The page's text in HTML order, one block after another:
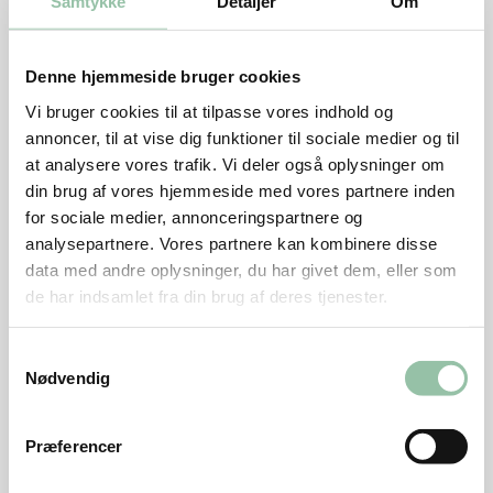
Denne hjemmeside bruger cookies
Vi bruger cookies til at tilpasse vores indhold og
annoncer, til at vise dig funktioner til sociale medier og til
at analysere vores trafik. Vi deler også oplysninger om
din brug af vores hjemmeside med vores partnere inden
for sociale medier, annonceringspartnere og
analysepartnere. Vores partnere kan kombinere disse
data med andre oplysninger, du har givet dem, eller som
de har indsamlet fra din brug af deres tjenester.
Nødvendig
Præferencer
og læg spiddene på bagepapiret med parmasiden
opad.
Varm ovnens bradepande op i ovnen.
Læg bagepapiret med spiddene på bradepanden.
Sæt den øverst i ovnen i ca. 4 minutter. De skal være
lige netop gennemstegte, men de bliver ikke brune
på den korte stegetid.
Tomatshot
Skær løg og gulerødder i grove tern.
Tilsæt tomater, bouillon, tomatpuré og hakket